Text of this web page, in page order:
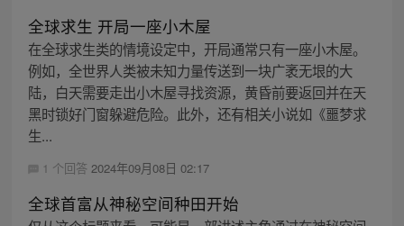
全球求生 开局一座小木屋
在全球求生类的情境设定中，开局通常只有一座小木屋。
例如，全世界人类被未知力量传送到一块广袤无垠的大
陆，白天需要走出小木屋寻找资源，黄昏前要返回并在天
黑时锁好门窗躲避危险。此外，还有相关小说如《噩梦求
生...
1 个回答 2024年09月08日 02:17
全球首富从神秘空间种田开始